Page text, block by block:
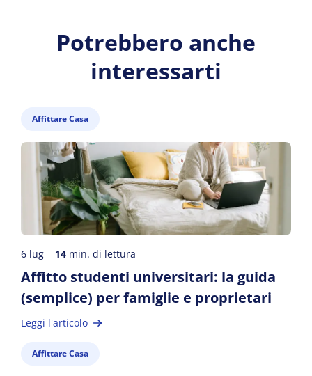
Potrebbero anche
interessarti
Affittare Casa
6 lug 14 min. di lettura
Affitto studenti universitari: la guida
(semplice) per famiglie e proprietari
Leggi l'articolo
Affittare Casa